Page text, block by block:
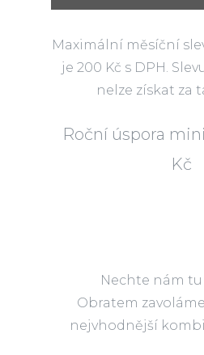
Maximální měsíční
je 200 Kč s DPH.
nelze získat za
Roční úspora
Kč
Nechte nám
Obratem
nejvhodnější